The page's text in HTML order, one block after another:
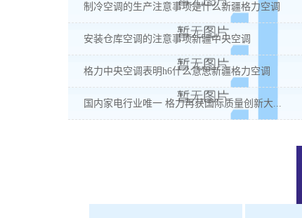
制冷空调的生产注意事项是什么新疆格力空调
安装仓库空调的注意事项新疆中央空调
格力中央空调表明h6什么意思新疆格力空调
国内家电行业唯一 格力再获国际质量创新大...